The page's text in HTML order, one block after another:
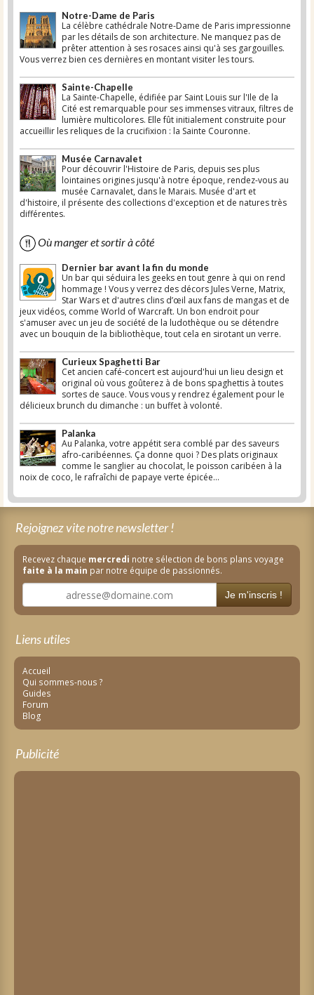
Notre-Dame de Paris
La célèbre cathédrale Notre-Dame de Paris impressionne
par les détails de son architecture. Ne manquez pas de
prêter attention à ses rosaces ainsi qu'à ses gargouilles.
Vous verrez bien ces dernières en montant visiter les tours.
Sainte-Chapelle
La Sainte-Chapelle, édifiée par Saint Louis sur l'Ile de la
Cité est remarquable pour ses immenses vitraux, filtres de
lumière multicolores. Elle fût initialement construite pour
accueillir les reliques de la crucifixion : la Sainte Couronne.
Musée Carnavalet
Pour découvrir l'Histoire de Paris, depuis ses plus
lointaines origines jusqu'à notre époque, rendez-vous au
musée Carnavalet, dans le Marais. Musée d'art et
d'histoire, il présente des collections d'exception et de natures très
différentes.
Où manger et sortir à côté
Dernier bar avant la fin du monde
Un bar qui séduira les geeks en tout genre à qui on rend
hommage ! Vous y verrez des décors Jules Verne, Matrix,
Star Wars et d'autres clins d’œil aux fans de mangas et de
jeux vidéos, comme World of Warcraft. Un bon endroit pour
s'amuser avec un jeu de société de la ludothèque ou se détendre
avec un bouquin de la bibliothèque, tout cela en sirotant un verre.
Curieux Spaghetti Bar
Cet ancien café-concert est aujourd'hui un lieu design et
original où vous goûterez à de bons spaghettis à toutes
sortes de sauce. Vous vous y rendrez également pour le
délicieux brunch du dimanche : un buffet à volonté.
Palanka
Au Palanka, votre appétit sera comblé par des saveurs
afro-caribéennes. Ça donne quoi ? Des plats originaux
comme le sanglier au chocolat, le poisson caribéen à la
noix de coco, le rafraîchi de papaye verte épicée...
Rejoignez vite notre newsletter !
Recevez chaque mercredi notre sélection de bons plans voyage
faite à la main par notre équipe de passionnés.
Je m'inscris !
Liens utiles
Accueil
Qui sommes-nous ?
Guides
Forum
Blog
Publicité